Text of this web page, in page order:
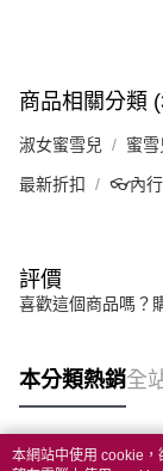
商品相關分類
淑女蜜雪兒 蜜
最新折扣 👓內
評價
喜歡這個商品嗎？
本分類熱銷全
本網站中使用 cookie